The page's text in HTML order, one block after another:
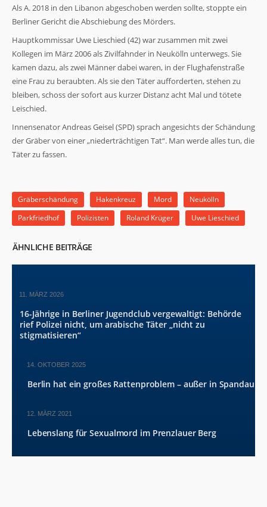
Als A. 2018 in den Libanon abgeschoben werden sollte, stoppte ein
Berliner Gericht die Abschiebung des Mörders.
Hauptkommissar Uwe Lieschied (42) war zusammen mit zwei
Kollegen im März 2006 als Zivilfahnder in Neukölln unterwegs. Sie
kamen dazu, als zwei Männer dabei waren, in der Flughafenstraße
eine Frau zu beraubten. Als sie den Täter aufforderten, stehen zu
bleiben, schoss der sofort aus kurzer Distanz acht Mal und tötete
Leischied.
Innensenator Andreas Geisel (SPD) sprach angesichts der Schändung
der Gräber von einer „niederträchtigen Tat“. Man werde alles tun, die
Täter zu fassen.
Gräberschändung Hakenkreuz Mord
Neukölln
Parkfriedhof
Polizisten Roland Krüger Uwe Lieschied
ÄHNLICHE BEITRÄGE
11. MÄRZ 2026
16-Jährige in Berliner Jugendclub vergewaltigt: Behörde
rief Polizei nicht, um arabische Täter „nicht zu
stigmatisieren“
14. OKTOBER 2025
Berlin hat ein großes Rattenproblem – außer in Spandau
12. MÄRZ 2021
Lebenslang für Sexualmord im Prenzlauer Berg